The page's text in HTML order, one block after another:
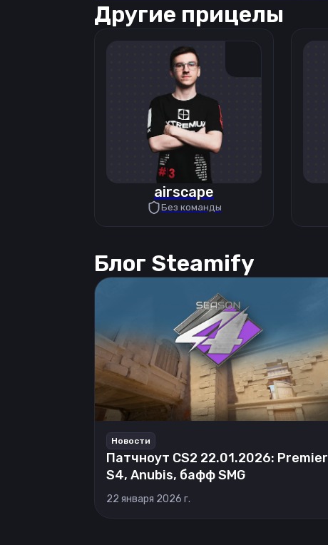
Другие прицелы
airscape
Без команды
Блог Steamify
Новости
Патчноут CS2 22.01.2026: Premier
S4, Anubis, бафф SMG
22 января 2026 г.